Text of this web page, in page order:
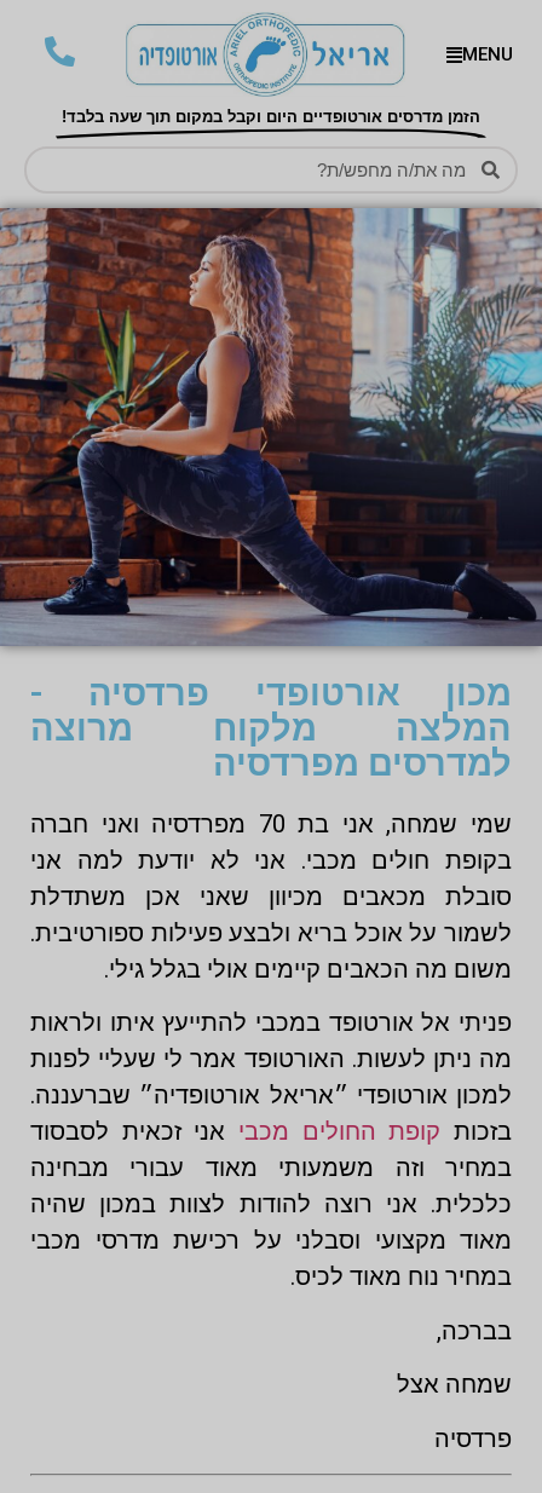
MENU
הזמן מדרסים אורטופדיים היום וקבל במקום תוך שעה בלבד!
מכון אורטופדי פרדסיה -
המלצה מלקוח מרוצה
למדרסים מפרדסיה
שמי שמחה, אני בת 70 מפרדסיה ואני חברה
בקופת חולים מכבי. אני לא יודעת למה אני
סובלת מכאבים מכיוון שאני אכן משתדלת
לשמור על אוכל בריא ולבצע פעילות ספורטיבית.
משום מה הכאבים קיימים אולי בגלל גילי.
פניתי אל אורטופד במכבי להתייעץ איתו ולראות
מה ניתן לעשות. האורטופד אמר לי שעליי לפנות
למכון אורטופדי ״אריאל אורטופדיה״ שברעננה.
בזכות קופת החולים מכבי אני זכאית לסבסוד
במחיר וזה משמעותי מאוד עבורי מבחינה
כלכלית. אני רוצה להודות לצוות במכון שהיה
מאוד מקצועי וסבלני על רכישת מדרסי מכבי
במחיר נוח מאוד לכיס.
בברכה,
שמחה אצל
פרדסיה